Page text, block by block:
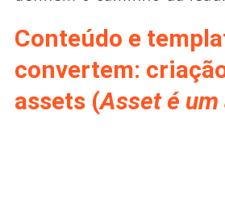
Conteúdo e
convertem:
assets (Asset é